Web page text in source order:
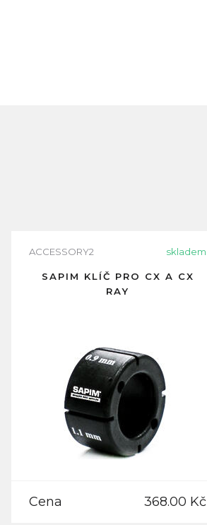
ACCESSORY2 skladem
SAPIM KLÍČ PRO CX A CX
RAY
Cena 368.00 Kč